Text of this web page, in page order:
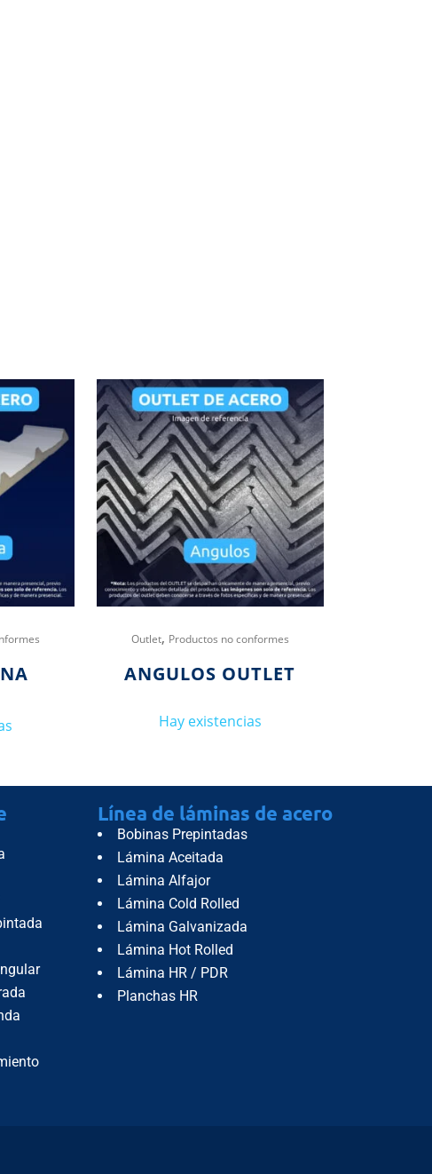
Outlet, Productos no conformes
ANGULOS OUTLET
Hay existencias
Línea de láminas de acero
Bobinas Prepintadas
Lámina Aceitada
Lámina Alfajor
Lámina Cold Rolled
Lámina Galvanizada
Lámina Hot Rolled
Lámina HR / PDR
Planchas HR